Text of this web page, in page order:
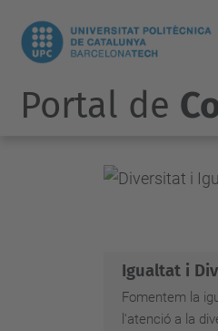
Portal de
Igualtat i
Fomentem la
l'atenció a la